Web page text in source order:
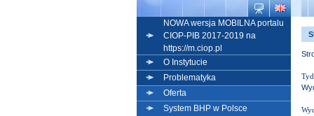
NOWA wersja MOBILNA portalu
CIOP-PIB 2017-2019 na
https://m.ciop.pl
O Instytucie
Problematyka
Oferta
System BHP w Polsce